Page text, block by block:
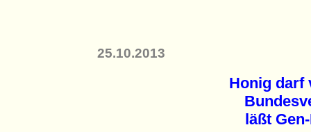
25.10.2013
Honig darf
läßt